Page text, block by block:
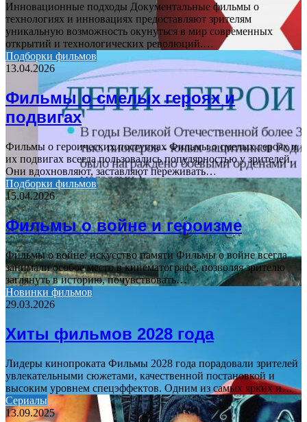
Инновационные подходы Документальные фильмы о
технологиях и инновациях предоставляют зрителям
уникальную возможность окунуться в мир современных
открытий и технологических революций.…
Подборки фильмов
13.04.2026
Фильмы о смелых героях и
подвигах
Фильмы о героических поступках Фильмы о смелых героях и
их подвигах всегда пользовались популярностью у зрителей.
Они вдохновляют, заставляют переживать…
Подборки фильмов
15.04.2026
Фильмы о войне и героизме
Фильмы о войне: искусство памяти Фильмы о войне всегда
занимали особое место в кинематографе, позволяя зрителю
заглянуть в историю, почувствовать…
Новинки фильмов
29.03.2026
Хиты фильмов 2028 года
Лидеры кинопроката Фильмы 2028 года порадовали зрителей
увлекательными сюжетами, качественной постановкой и
высоким уровнем спецэффектов. Одним из самых ярких и…
Сериалы
13.09.2025